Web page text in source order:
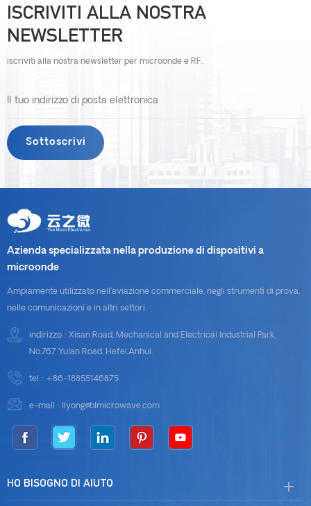
ISCRIVITI ALLA NOSTRA
NEWSLETTER
iscriviti alla nostra newsletter per microonde e RF.
Azienda specializzata nella produzione di dispositivi a
microonde
Ampiamente utilizzato nell'aviazione commerciale, negli strumenti di prova,
nelle comunicazioni e in altri settori.
indirizzo : Xisan Road, Mechanical and Electrical Industrial Park,
No.767 Yulan Road, Hefei,Anhui.
tel : +86-18855146875
e-mail : liyong@blmicrowave.com
HO BISOGNO DI AIUTO